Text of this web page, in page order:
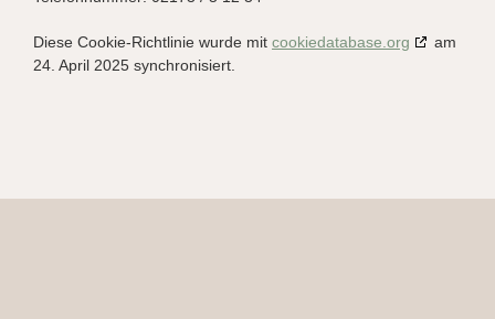
Diese Cookie-Richtlinie wurde mit cookiedatabase.org
am
24. April 2025 synchronisiert.